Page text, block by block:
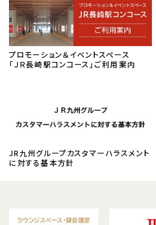
プロモーション＆イベントスペース
「ＪＲ長崎駅コンコース」ご利用案内
JR九州グループカスタマーハラスメント
に対する基本方針